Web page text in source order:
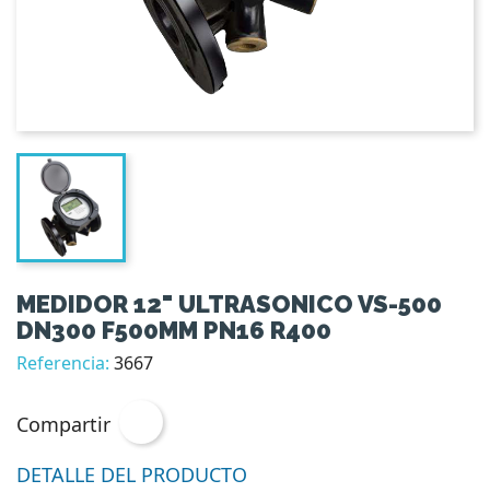
MEDIDOR 12" ULTRASONICO VS-500
DN300 F500MM PN16 R400
Referencia: 3667
Compartir
DETALLE DEL PRODUCTO